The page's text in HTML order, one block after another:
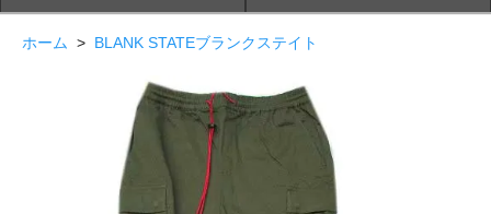
ホーム > BLANK STATEブランクステイト